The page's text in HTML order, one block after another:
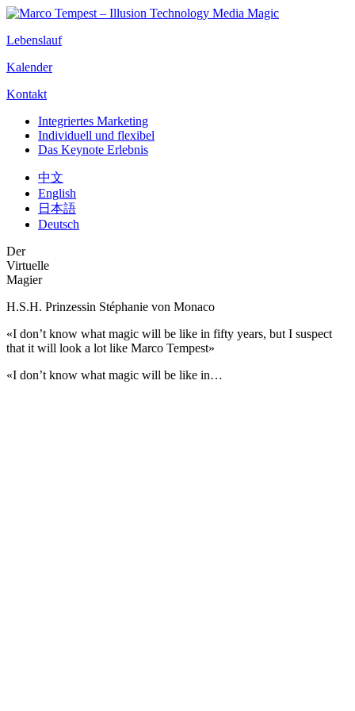
Lebenslauf
Kalender
Kontakt
Integriertes Marketing
Individuell und flexibel
Das Keynote Erlebnis
中文
English
日本語
Deutsch
Der
Virtuelle
Magier
H.S.H. Prinzessin Stéphanie von Monaco
«I don’t know what magic will be like in fifty years, but I suspect
that it will look a lot like Marco Tempest»
«I don’t know what magic will be like in…